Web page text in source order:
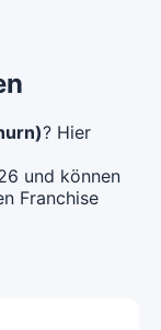
? Hier
und können
Franchise